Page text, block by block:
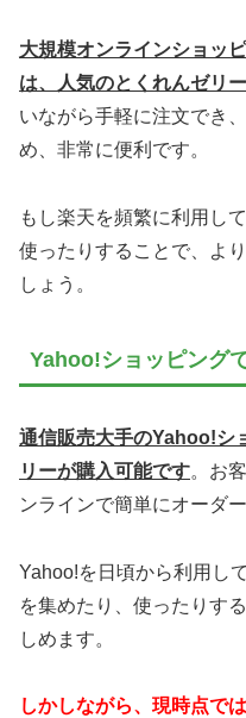
大規模オンラインショッ
は、人気のとくれんゼリ
いながら手軽に注文でき
め、非常に便利です。
もし楽天を頻繁に利用し
使ったりすることで、よ
しょう。
Yahoo!ショッピング
通信販売大手のYahoo!シ
リーが購入可能です。お
ンラインで簡単にオーダ
Yahoo!を日頃から利用し
を集めたり、使ったりす
しめます。
しかしながら、現時点で